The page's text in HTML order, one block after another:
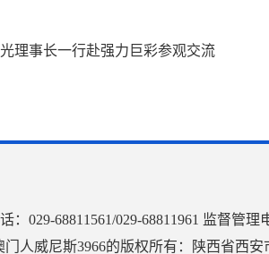
理事长一行赴强力巨彩参观交流
：029-68811561/029-68811961 监督管
门人威尼斯3966的版权所有：陕西省西